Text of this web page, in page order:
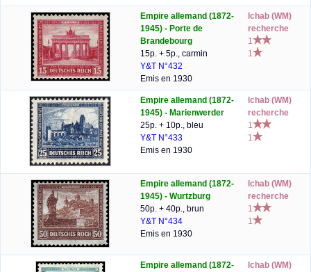
Empire allemand (1872-
1945) - Porte de
Brandebourg
15p. + 5p., carmin
Y&T N°432
Emis en 1930
lchab (WM)
recherche
1
1
Empire allemand (1872-
1945) - Marienwerder
25p. + 10p., bleu
Y&T N°433
Emis en 1930
lchab (WM)
recherche
1
1
Empire allemand (1872-
1945) - Wurtzburg
50p. + 40p., brun
Y&T N°434
Emis en 1930
lchab (WM)
recherche
1
1
Empire allemand (1872-
lchab (WM)